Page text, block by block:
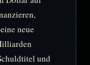
neue
und